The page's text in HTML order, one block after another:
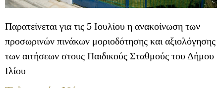
Παρατείνεται για τις 5 Ιουλίου η ανακοίνωση των
προσωρινών πινάκων μοριοδότησης και αξιολόγησης
των αιτήσεων στους Παιδικούς Σταθμούς του Δήμου
Ιλίου